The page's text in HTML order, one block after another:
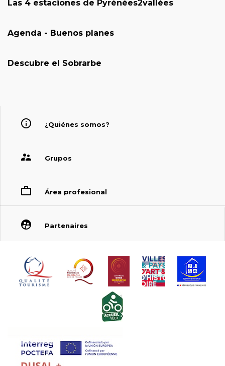
Las 4 estaciones de Pyrénées2vallées
Agenda - Buenos planes
Descubre el Sobrarbe
¿Quiénes somos?
Grupos
Área profesional
Partenaires